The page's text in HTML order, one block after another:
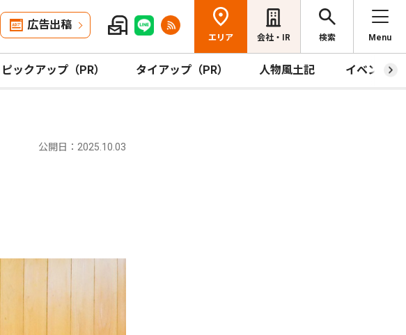
広告出稿
エリア 会社・IR 検索 Menu
ピックアップ（PR） タイアップ（PR） 人物風土記 イベント
公開日：2025.10.03